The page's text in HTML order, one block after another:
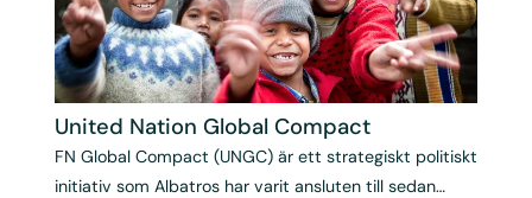
United Nation Global Compact
FN Global Compact (UNGC) är ett strategiskt politiskt
initiativ som Albatros har varit ansluten till sedan